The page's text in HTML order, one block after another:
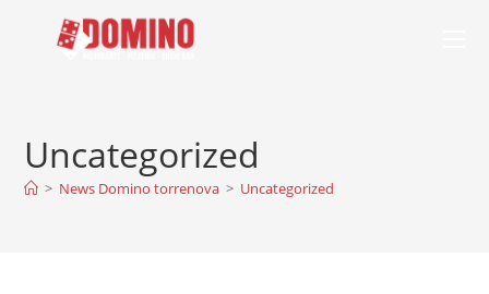
Uncategorized
> News Domino torrenova > Uncategorized